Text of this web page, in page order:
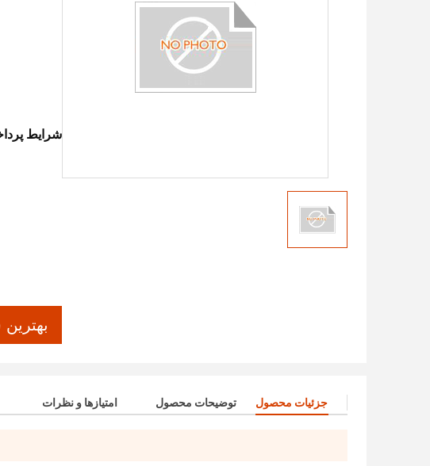
شرایط
جزئیات محصول توضیحات محصول امتیازها و نظرات